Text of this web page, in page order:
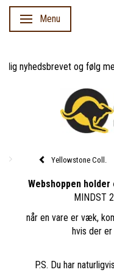
Skifte navigation
Menu
nyhedsbrevet og følg med
Yellowstone Coll.
Webshoppen holder
MINDST
når en vare er væk,
hvis der
P.S. Du har